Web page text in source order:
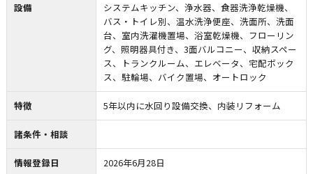
設備
システムキッチン、浄水器、食器洗浄乾燥機、
バス・トイレ別、温水洗浄便座、洗面所、洗面
台、室内洗濯機置場、浴室乾燥機、フローリン
グ、照明器具付き、3面バルコニー、収納スペー
ス、トランクルーム、エレベータ、宅配ボック
ス、駐輪場、バイク置場、オートロック
特徴 5年以内に水回り設備交換、内装リフォーム
諸条件・相談
情報登録日 2026年6月28日